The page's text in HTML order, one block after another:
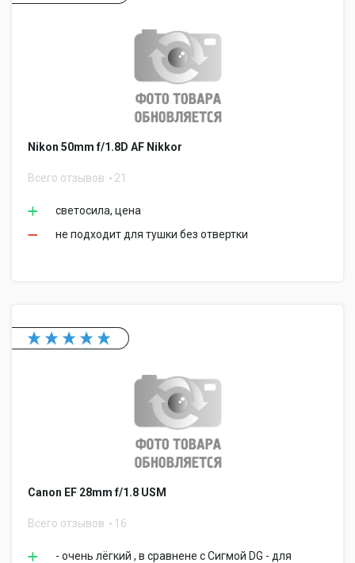
Nikon 50mm f/1.8D AF Nikkor
Всего отзывов 21
светосила, цена
не подходит для тушки без отвертки
Canon EF 28mm f/1.8 USM
Всего отзывов 16
- очень лёгкий , в сравнене с Сигмой DG - для